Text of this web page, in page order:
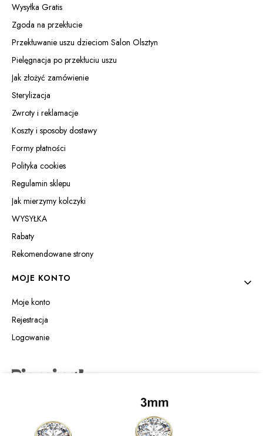
Wysyłka Gratis
Zgoda na przekłucie
Przekłuwanie uszu dzieciom Salon Olsztyn
Pielęgnacja po przekłuciu uszu
Jak złożyć zamówienie
Sterylizacja
Zwroty i reklamacje
Koszty i sposoby dostawy
Formy płatności
Polityka cookies
Regulamin sklepu
Jak mierzymy kolczyki
WYSYŁKA
Rabaty
Rekomendowane strony
MOJE KONTO
Moje konto
Rejestracja
Logowanie
Piercing4u Izabela Jaworowska
Wilczyńskiego 25e/21